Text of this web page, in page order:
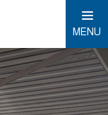
MENU